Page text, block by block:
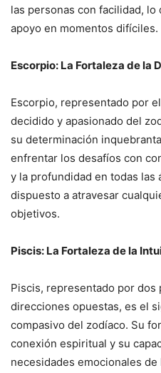
las personas con facilidad,
apoyo en momentos difíciles.
Escorpio: La Fortaleza de la
Escorpio, representado por
decidido y apasionado del
su determinación
enfrentar los desafíos con
y la profundidad en todas las
dispuesto a atravesar
objetivos.
Piscis: La Fortaleza de la
Piscis, representado por dos
direcciones opuestas, es el
compasivo del zodíaco. Su
conexión espiritual y su
necesidades emocionales